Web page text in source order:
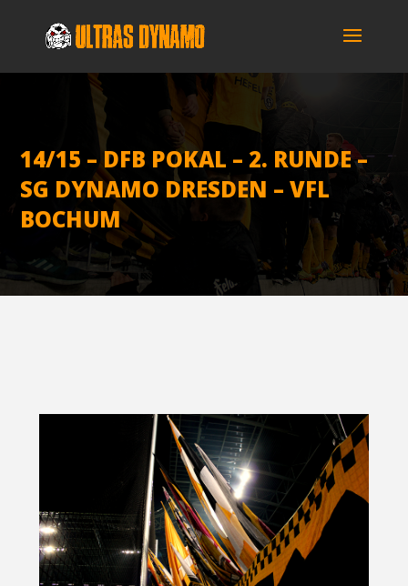
14/15 – DFB POKAL – 2. RUN­DE –
SG DYNA­MO DRES­DEN – VFL
BOCHUM